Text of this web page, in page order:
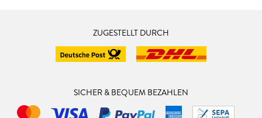
ZUGESTELLT DURCH
SICHER & BEQUEM BEZAHLEN